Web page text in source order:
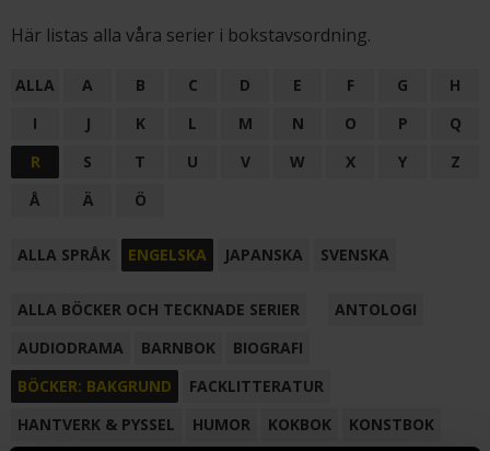
Här listas alla våra serier i bokstavsordning.
ALLA A B C D E F G
H
I
J K L M N O P
Q
R
S T U V W X Y
Z
Å
Ä Ö
ALLA SPRÅK ENGELSKA JAPANSKA SVENSKA
ALLA BÖCKER OCH TECKNADE SERIER
ANTOLOGI
AUDIODRAMA
BARNBOK
BIOGRAFI
BÖCKER: BAKGRUND
FACKLITTERATUR
HANTVERK & PYSSEL
HUMOR KOKBOK
KONSTBOK